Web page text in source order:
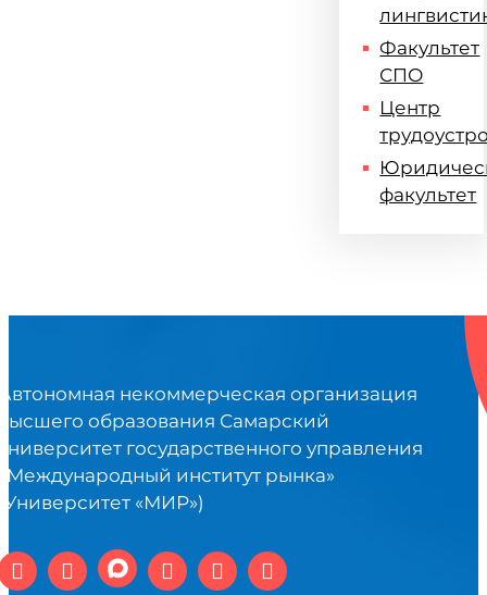
Факультет
СПО
Центр
факультет
некоммерческая организация
образования Самарский
государственного управления
институт рынка»
«МИР»)